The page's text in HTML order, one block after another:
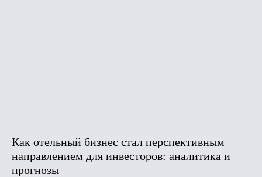
Как отельный бизнес стал перспективным
направлением для инвесторов: аналитика и
прогнозы